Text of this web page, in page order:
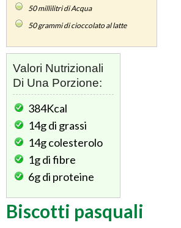
50millilitri di Acqua
50grammi di cioccolato al latte
Valori Nutrizionali
Di Una Porzione:
384Kcal
14gdi grassi
14gcolesterolo
1gdi fibre
6gdi proteine
Biscotti pasquali